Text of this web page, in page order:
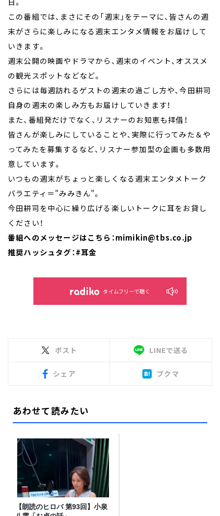
この番組では、まさにその「週末」をテーマに、皆さんの週
末がさらに楽しみになる週末エンタメ情報をお届けして
いきます。
週末公開の映画やドラマから、週末のイベント、オススメ
の観光スポットなどなど。
さらには毎週訪れるゲストの週末の過ごし方や、今田耕司
自身の週末の楽しみ方もお届けしていきます！
また、番組発だけでなく、リスナーのお知恵も拝借！
皆さんが楽しみにしていることや、実際に行ってみた＆や
ってみたを募集するなど、リスナー参加型の企画も多数用
意しています。
いつもの週末がちょっと楽しくなる週末エンタメトーク
バラエティ＝"みみきん"。
今田耕司を中心に繰り広げる楽しいトークに耳をお貸し
ください！
番組へのメッセージはこちら：mimikin@tbs.co.jp
推奨ハッシュタグ：#耳金
タイムフリーで聴く
ポスト LINEで送る
シェア ブクマ
あわせて読みたい
【朗読のヒロバ 第93回】小泉